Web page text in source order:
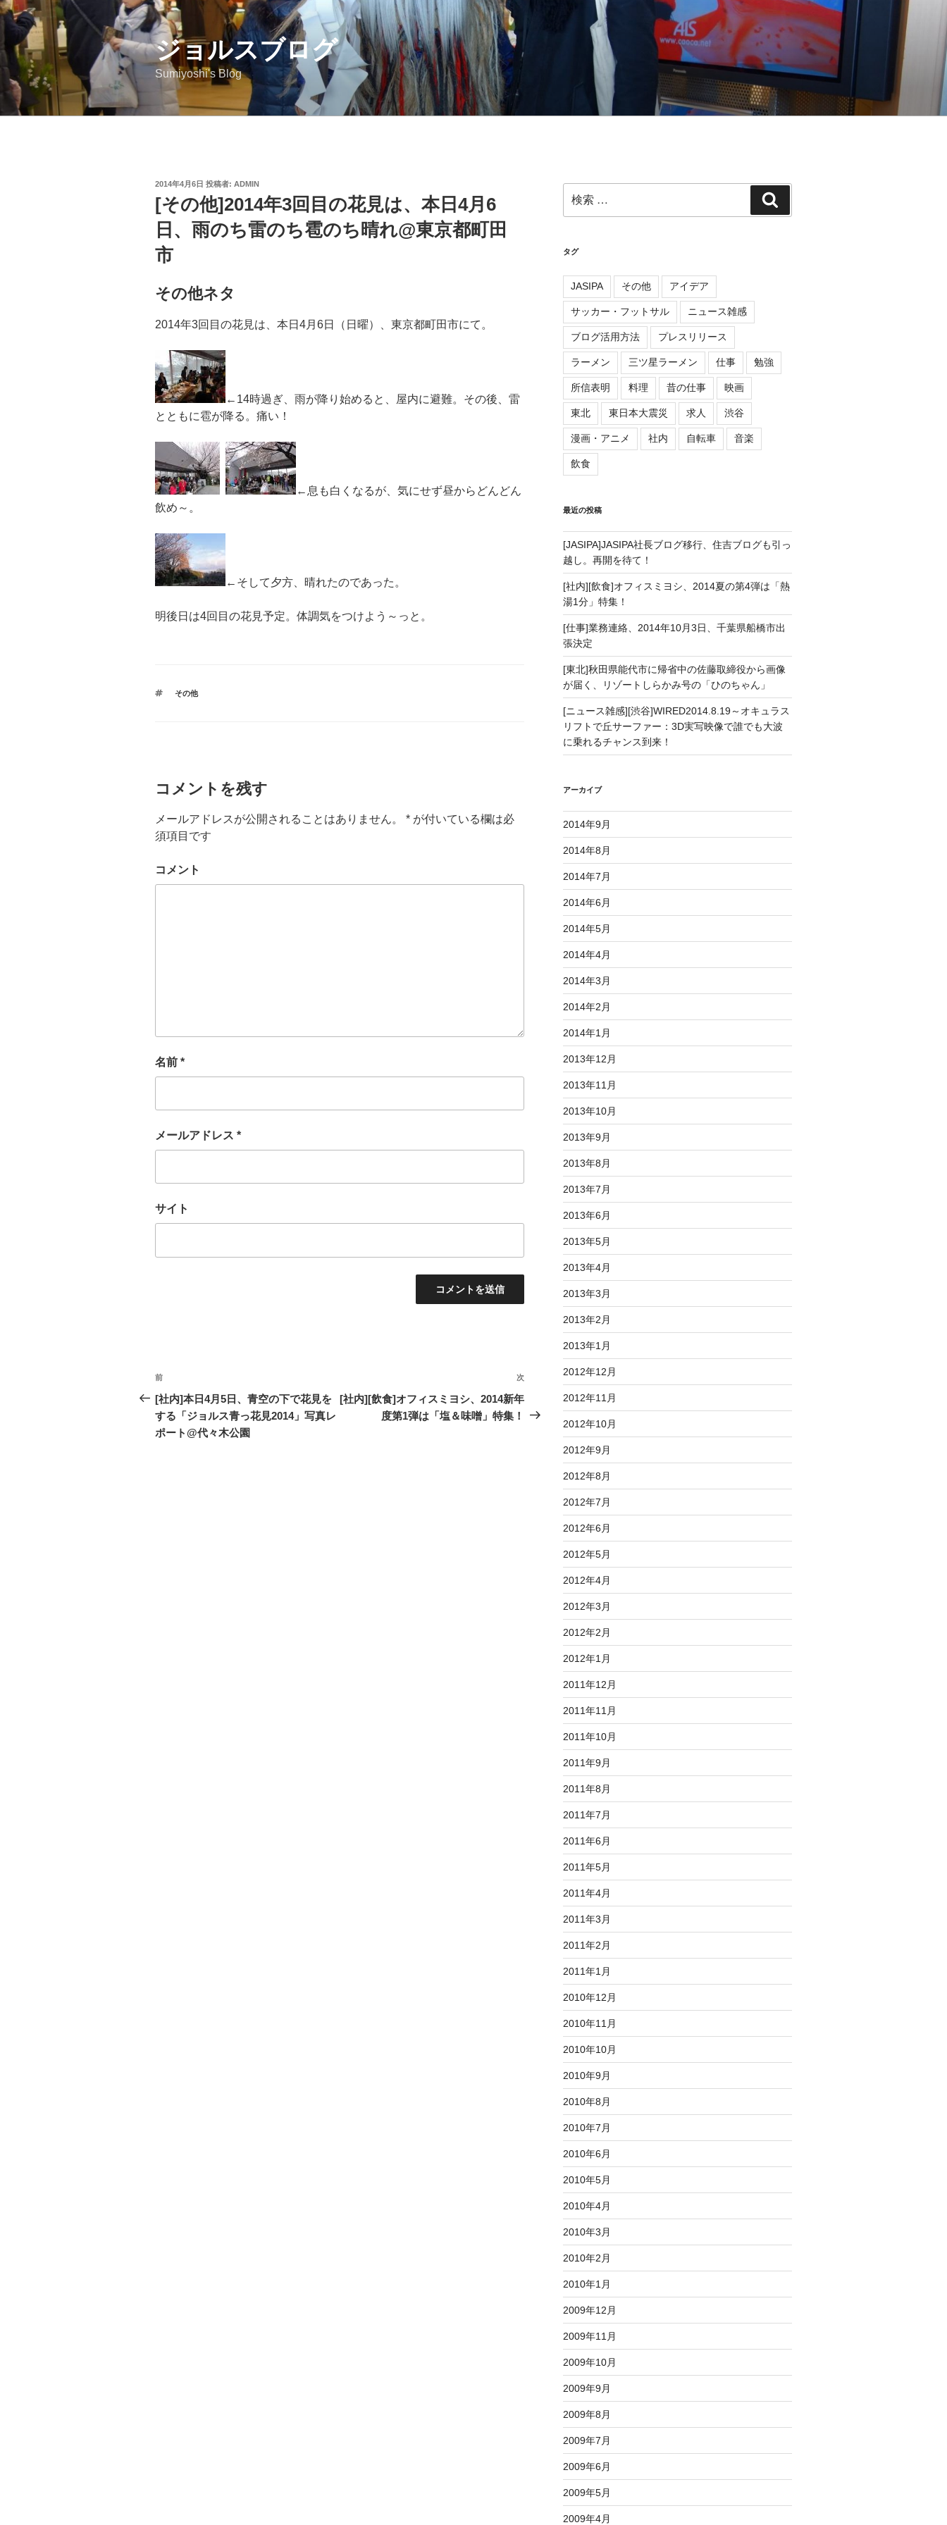
コ
ツ
へ
ジョルスブログ
Sumiyoshi's Blog
投
日:
2014年4月6日 投稿者: ADMIN
[その他]2014年3回目の花見は、本日4月6
日、雨のち雷のち雹のち晴れ@東京都町田
市
その他ネタ
2014年3回目の花見は、本日4月6日（日曜）、東京都町田市にて。
←14時過ぎ、雨が降り始めると、屋内に避難。その後、雷
とともに雹が降る。痛い！
←息も白くなるが、気にせず昼からどんどん
飲め～。
←そして夕方、晴れたのであった。
明後日は4回目の花見予定。体調気をつけよう～っと。
タ
その他
コメントを残す
メールアドレスが公開されることはありません。 * が付いている欄は必
須項目です
コメント
名前 *
メールアドレス *
サイト
投
稿
ナ
過
去
の
投
前
[社内]本日4月5日、青空の下で花見を
する「ジョルス青っ花見2014」写真レ
ポート@代々木公園
投
次
[社内][飲食]オフィスミヨシ、2014新年
度第1弾は「塩＆味噌」特集！
索:
索
タグ
JASIPA その他 アイデア
サッカー・フットサル ニュース雑感
ブログ活用方法 プレスリリース
ラーメン 三ツ星ラーメン 仕事 勉強
所信表明 料理 昔の仕事 映画
東北 東日本大震災 求人 渋谷
漫画・アニメ 社内 自転車 音楽
飲食
最近の投稿
[JASIPA]JASIPA社長ブログ移行、住吉ブログも引っ
越し。再開を待て！
[社内][飲食]オフィスミヨシ、2014夏の第4弾は「熱
湯1分」特集！
[仕事]業務連絡、2014年10月3日、千葉県船橋市出
張決定
[東北]秋田県能代市に帰省中の佐藤取締役から画像
が届く、リゾートしらかみ号の「ひのちゃん」
[ニュース雑感][渋谷]WIRED2014.8.19～オキュラス
リフトで丘サーファー：3D実写映像で誰でも大波
に乗れるチャンス到来！
アーカイブ
2014年9月
2014年8月
2014年7月
2014年6月
2014年5月
2014年4月
2014年3月
2014年2月
2014年1月
2013年12月
2013年11月
2013年10月
2013年9月
2013年8月
2013年7月
2013年6月
2013年5月
2013年4月
2013年3月
2013年2月
2013年1月
2012年12月
2012年11月
2012年10月
2012年9月
2012年8月
2012年7月
2012年6月
2012年5月
2012年4月
2012年3月
2012年2月
2012年1月
2011年12月
2011年11月
2011年10月
2011年9月
2011年8月
2011年7月
2011年6月
2011年5月
2011年4月
2011年3月
2011年2月
2011年1月
2010年12月
2010年11月
2010年10月
2010年9月
2010年8月
2010年7月
2010年6月
2010年5月
2010年4月
2010年3月
2010年2月
2010年1月
2009年12月
2009年11月
2009年10月
2009年9月
2009年8月
2009年7月
2009年6月
2009年5月
2009年4月